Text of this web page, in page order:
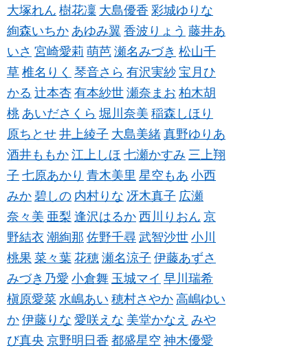
大塚れん 樹花凜 大島優香 彩城ゆりな
絢森いちか あゆみ翼 香波りょう 藤井あ
いさ 宮崎愛莉 萌芭 瀬名みづき 松山千
草 椎名りく 琴音さら 有沢実紗 宝月ひ
かる 辻本杏 有本紗世 瀬奈まお 柏木胡
桃 あいださくら 堀川奈美 稲森しほり
原ちとせ 井上綾子 大島美緒 真野ゆりあ
酒井ももか 江上しほ 七瀬かすみ 三上翔
子 七原あかり 青木美里 星空もあ 小西
みか 碧しの 内村りな 冴木真子 広瀬
奈々美 亜梨 逢沢はるか 西川りおん 京
野結衣 潮絢那 佐野千尋 武智沙世 小川
桃果 菜々葉 花穂 瀬名涼子 伊藤あずさ
みづき乃愛 小倉舞 玉城マイ 早川瑞希
槇原愛菜 水嶋あい 穂村さやか 高嶋ゆい
か 伊藤りな 愛咲えな 美堂かなえ みや
び真央 京野明日香 都盛星空 神木優愛